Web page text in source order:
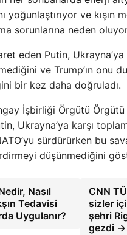
yoğunlaştırıyor ve kışın
sorunlarına neden
eden Putin, Ukrayna’ya
ve Trump’ın onu
bir kez daha doğruladı.
İşbirliği Örgütü Örgütü
Ukrayna’ya karşı
sürdürürken bu
düşünmediğini
Nasıl
Tedavisi
Uygulanır?
CNN
sizler
şehri
gezdi →